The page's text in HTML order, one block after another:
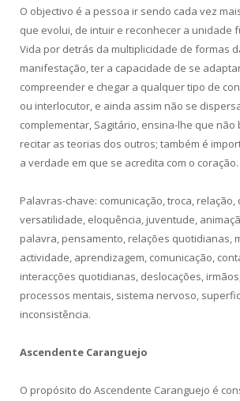
O objectivo é a pessoa ir sendo cada vez
que evolui, de intuir e reconhecer a unidade
Vida por detrás da multiplicidade de formas
manifestação, ter a capacidade de se
compreender e chegar a qualquer tipo de
ou interlocutor, e ainda assim não se
complementar, Sagitário, ensina-lhe que não
recitar as teorias dos outros; também é
a verdade em que se acredita com o coração.
Palavras-chave: comunicação, troca,
versatilidade, eloquência, juventude,
palavra, pensamento, relações quotidianas,
actividade, aprendizagem, comunicação,
interacções quotidianas, deslocações,
processos mentais, sistema nervoso,
inconsistência.
Ascendente Caranguejo
O propósito do Ascendente Caranguejo é